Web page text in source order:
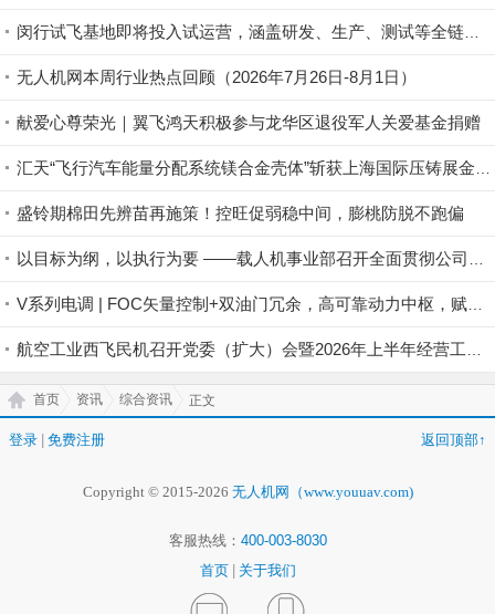
无人机网本周行业热点回顾（2026年7月26日-8月1日）
献爱心尊荣光｜翼飞鸿天积极参与龙华区退役军人关爱基金捐赠
盛铃期棉田先辨苗再施策！控旺促弱稳中间，膨桃防脱不跑偏
首页 资讯 综合资讯 正文
登录 | 免费注册 返回顶部↑
Copyright © 2015-2026 无人机网（www.youuav.com)
客服热线： 400-003-8030
首页 | 关于我们